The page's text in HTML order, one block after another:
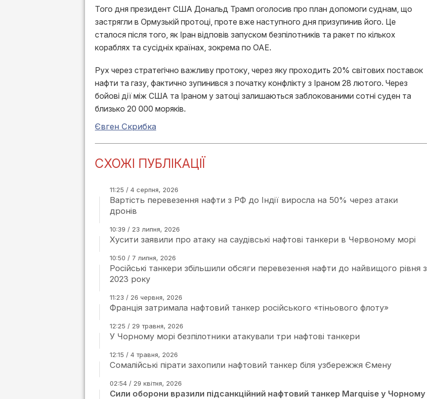
Того дня президент США Дональд Трамп оголосив про план допомоги суднам, що
застрягли в Ормузькій протоці, проте вже наступного дня призупинив його. Це
сталося після того, як Іран відповів запуском безпілотників та ракет по кількох
кораблях та сусідніх країнах, зокрема по ОАЕ.
Рух через стратегічно важливу протоку, через яку проходить 20% світових поставок
нафти та газу, фактично зупинився з початку конфлікту з Іраном 28 лютого. Через
бойові дії між США та Іраном у затоці залишаються заблокованими сотні суден та
близько 20 000 моряків.
Євген Скрибка
СХОЖІ ПУБЛІКАЦІЇ
11:25 / 4 серпня, 2026
Вартість перевезення нафти з РФ до Індії виросла на 50% через атаки
дронів
10:39 / 23 липня, 2026
Хусити заявили про атаку на саудівські нафтові танкери в Червоному морі
10:50 / 7 липня, 2026
Російські танкери збільшили обсяги перевезення нафти до найвищого рівня з
2023 року
11:23 / 26 червня, 2026
Франція затримала нафтовий танкер російського «тіньового флоту»
12:25 / 29 травня, 2026
У Чорному морі безпілотники атакували три нафтові танкери
12:15 / 4 травня, 2026
Сомалійські пірати захопили нафтовий танкер біля узбережжя Ємену
02:54 / 29 квітня, 2026
Сили оборони вразили підсанкційний нафтовий танкер Marquise у Чорному